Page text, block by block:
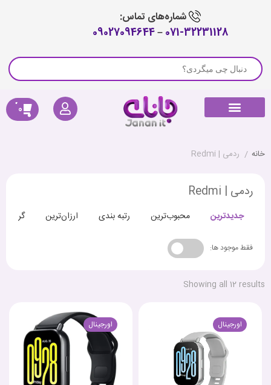
شماره‌های تماس:
071-32231128
–
09027094644
0
خانه / ردمی | Redmi
ردمی | Redmi
جدیدترین محبوب‌ترین رتبه بندی ارزان‌ترین
فقط موجود ها:
Showing all 12 results
اورجینال اورجینال